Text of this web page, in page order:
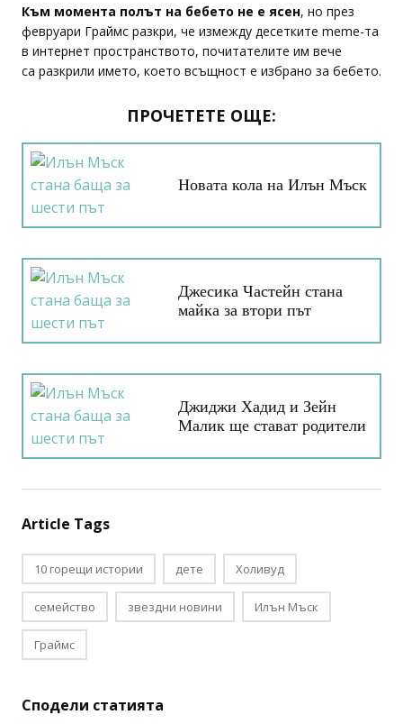
Към момента полът на бебето не е ясен, но през
февруари Граймс разкри, че измежду десетките meme-та
в интернет пространството, почитателите им вече
са разкрили името, което всъщност е избрано за бебето.
ПРОЧЕТЕТЕ ОЩЕ:
Новата кола на Илън Мъск
Джесика Частейн стана
майка за втори път
Джиджи Хадид и Зейн
Малик ще стават родители
Article Tags
10 горещи истории дете Холивуд
семейство звездни новини Илън Мъск
Граймс
Сподели статията